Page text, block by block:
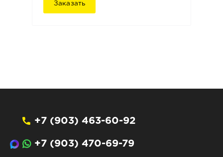
Заказать
+7 (903) 463-60-92
+7 (903) 470-69-79